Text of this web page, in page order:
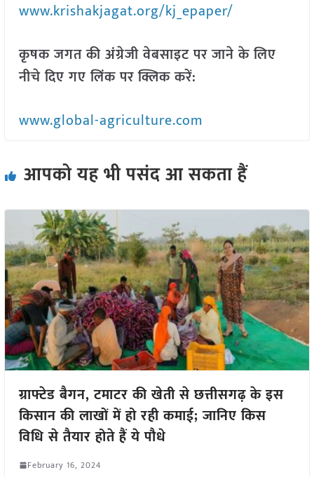
www.krishakjagat.org/kj_epaper/
कृषक जगत की अंग्रेजी वेबसाइट पर जाने के लिए
नीचे दिए गए लिंक पर क्लिक करें:
www.global-agriculture.com
आपको यह भी पसंद आ सकता हैं
ग्राफ्टेड बैगन, टमाटर की खेती से छत्तीसगढ़ के इस
किसान की लाखों में हो रही कमाई; जानिए किस
विधि से तैयार होते हैं ये पौधे
February 16, 2024